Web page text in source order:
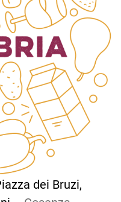
dei Bruzi,